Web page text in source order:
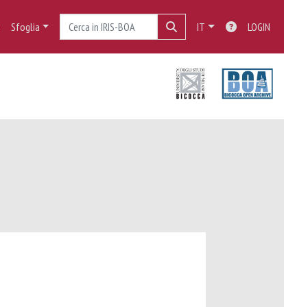
Sfoglia IT LOGIN